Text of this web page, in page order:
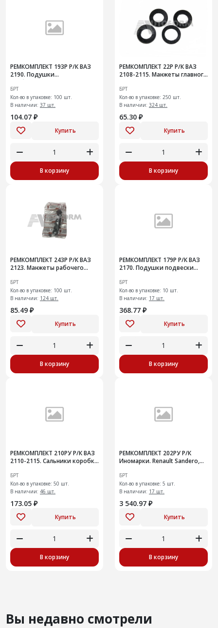
РЕМКОМПЛЕКТ 193Р Р/К ВАЗ
2190. Подушки
стабилизатора поперечной
устойчивости
БРТ
Кол-во в упаковке: 100 шт.
В наличии: 37 шт.
104.07 ₽
Купить
В корзину
РЕМКОМПЛЕКТ 22Р Р/К ВАЗ
2108-2115. Манжеты главного
БРТ
Кол-во в упаковке: 250 шт.
В наличии: 324 шт.
65.30 ₽
Купить
В корзину
РЕМКОМПЛЕКТ 243Р Р/К ВАЗ
2123. Манжеты рабочего
цилиндра
БРТ
Кол-во в упаковке: 100 шт.
В наличии: 124 шт.
85.49 ₽
Купить
В корзину
РЕМКОМПЛЕКТ 179Р Р/К ВАЗ
2170. Подушки подвески
БРТ
Кол-во в упаковке: 10 шт.
В наличии: 17 шт.
368.77 ₽
Купить
В корзину
РЕМКОМПЛЕКТ 210РУ Р/К ВАЗ
2110-2115. Сальники коробки
БРТ
Кол-во в упаковке: 50 шт.
В наличии: 46 шт.
173.05 ₽
Купить
В корзину
РЕМКОМПЛЕКТ 202РУ Р/К
Иномарки. Renault Sandero,
132-26 1.6, 16V с роликам
БРТ
Кол-во в упаковке: 5 шт.
В наличии: 17 шт.
3 540.97 ₽
Купить
В корзину
Вы недавно смотрели